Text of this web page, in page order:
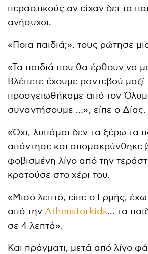
περαστικούς αν είχαν δει τα
ανήσυχοι.
«Ποια παιδιά;», τους ρώτησε
«Τα παιδιά που θα έρθουν να
Βλέπετε έχουμε ραντεβού μαζί
προσγειωθήκαμε από τον
συναντήσουμε …», είπε ο Δίας.
«Όχι, λυπάμαι δεν τα ξέρω τα
απάντησε και απομακρύνθηκε
φοβισμένη λίγο από την
κρατούσε στο χέρι του.
«Μισό λεπτό, είπε ο Ερμής,
από τηνΑthensforkids… τα
σε 4 λεπτά».
Και πράγματι, μετά από λίγο